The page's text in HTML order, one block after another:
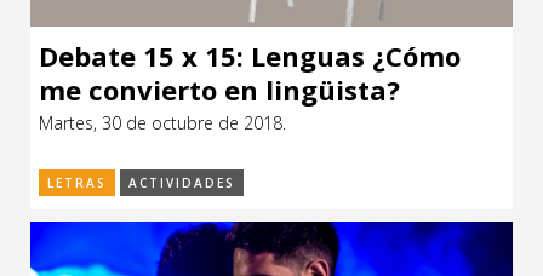
Debate 15 x 15: Lenguas ¿Cómo
me convierto en lingüista?
Martes, 30 de octubre de 2018.
LETRAS ACTIVIDADES